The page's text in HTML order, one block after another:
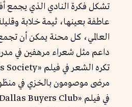
تشكل فكرة النادي الذي يجمع
عاطفة بعينها، ثيمة خلابة
العالمي، كل محنة يمكن أن
داعم مثل شعراء مرهفين في
مرضى موصومون بالخزي في